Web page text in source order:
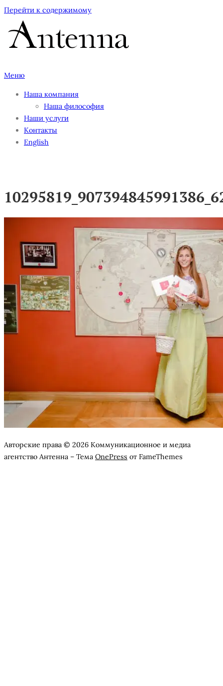
Перейти к содержимому
Меню
Наша компания
Наша философия
Наши услуги
Контакты
English
Авторские права © 2026 Коммуникационное и медиа
агентство Антенна – Тема OnePress от FameThemes